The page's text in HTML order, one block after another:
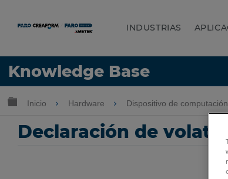
INDUSTRIAS
Knowledge Base
Idioma
Expandir/contraer jerarquía global
Inicio Hardware Dispositivo de computación
Declaración de